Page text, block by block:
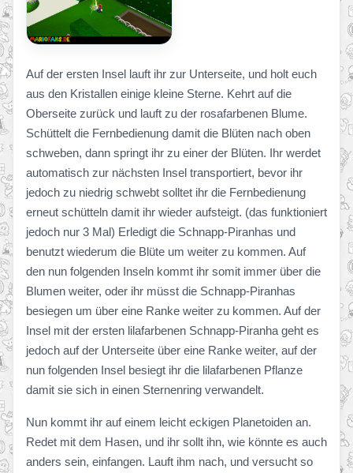
Auf der ersten Insel lauft ihr zur Unterseite, und holt euch
aus den Kristallen einige kleine Sterne. Kehrt auf die
Oberseite zurück und lauft zu der rosafarbenen Blume.
Schüttelt die Fernbedienung damit die Blüten nach oben
schweben, dann springt ihr zu einer der Blüten. Ihr werdet
automatisch zur nächsten Insel transportiert, bevor ihr
jedoch zu niedrig schwebt solltet ihr die Fernbedienung
erneut schütteln damit ihr wieder aufsteigt. (das funktioniert
jedoch nur 3 Mal) Erledigt die Schnapp-Piranhas und
benutzt wiederum die Blüte um weiter zu kommen. Auf
den nun folgenden Inseln kommt ihr somit immer über die
Blumen weiter, oder ihr müsst die Schnapp-Piranhas
besiegen um über eine Ranke weiter zu kommen. Auf der
Insel mit der ersten lilafarbenen Schnapp-Piranha geht es
jedoch auf der Unterseite über eine Ranke weiter, auf der
nun folgenden Insel besiegt ihr die lilafarbenen Pflanze
damit sie sich in einen Sternenring verwandelt.
Nun kommt ihr auf einem leicht eckigen Planetoiden an.
Redet mit dem Hasen, und ihr sollt ihn, wie könnte es auch
anders sein, einfangen. Lauft ihm nach, und versucht so